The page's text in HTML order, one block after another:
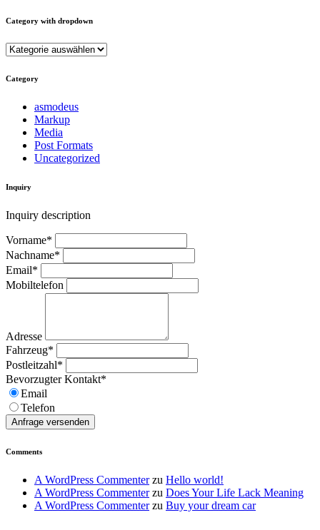
Category with dropdown
Category
dropdown
Category
asmodeus
Markup
Media
Post Formats
Uncategorized
Inquiry
Inquiry description
Vorname*
Nachname*
Email*
Mobiltelefon
Adresse
Fahrzeug*
Postleitzahl*
Bevorzugter Kontakt*
Email
Telefon
Anfrage versenden
Comments
A WordPress Commenterzu Hello world!
A WordPress Commenterzu Does Your Life Lack Meaning
A WordPress Commenterzu Buy your dream car